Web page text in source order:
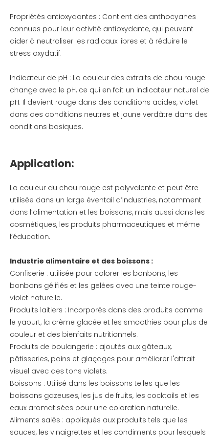
Propriétés antioxydantes : Contient des anthocyanes
connues pour leur activité antioxydante, qui peuvent
aider à neutraliser les radicaux libres et à réduire le
stress oxydatif.
Indicateur de pH : La couleur des extraits de chou rouge
change avec le pH, ce qui en fait un indicateur naturel de
pH. Il devient rouge dans des conditions acides, violet
dans des conditions neutres et jaune verdâtre dans des
conditions basiques.
Application:
La couleur du chou rouge est polyvalente et peut être
utilisée dans un large éventail d’industries, notamment
dans l’alimentation et les boissons, mais aussi dans les
cosmétiques, les produits pharmaceutiques et même
l’éducation.
Industrie alimentaire et des boissons :
Confiserie : utilisée pour colorer les bonbons, les
bonbons gélifiés et les gelées avec une teinte rouge-
violet naturelle.
Produits laitiers : Incorporés dans des produits comme
le yaourt, la crème glacée et les smoothies pour plus de
couleur et des bienfaits nutritionnels.
Produits de boulangerie : ajoutés aux gâteaux,
pâtisseries, pains et glaçages pour améliorer l'attrait
visuel avec des tons violets.
Boissons : Utilisé dans les boissons telles que les
boissons gazeuses, les jus de fruits, les cocktails et les
eaux aromatisées pour une coloration naturelle.
Aliments salés : appliqués aux produits tels que les
sauces, les vinaigrettes et les condiments pour lesquels